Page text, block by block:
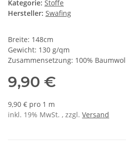
Kategorie: Stoffe
Hersteller: Swafing
Breite: 148cm
Gewicht: 130 g/qm
Zusammensetzung: 100%
9,90 €
9,90 € pro 1 m
inkl. 19% MwSt. , zzgl. Versand